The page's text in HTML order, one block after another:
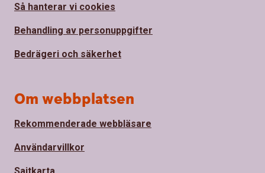
Så hanterar vi cookies
Behandling av personuppgifter
Bedrägeri och säkerhet
Om webbplatsen
Rekommenderade webbläsare
Användarvillkor